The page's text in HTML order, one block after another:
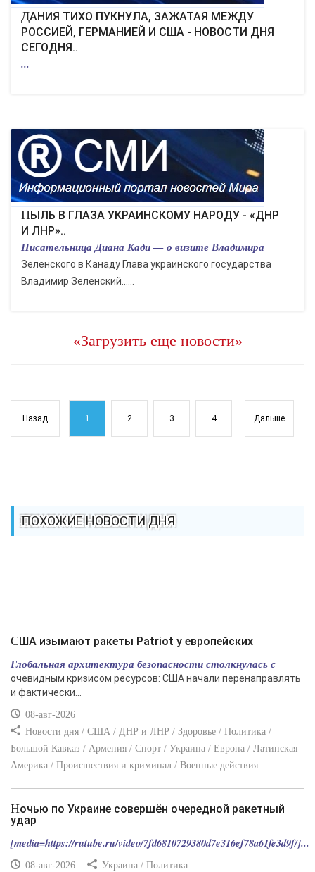
ДАНИЯ ТИХО ПУКНУЛА, ЗАЖАТАЯ МЕЖДУ
РОССИЕЙ, ГЕРМАНИЕЙ И США - НОВОСТИ ДНЯ
СЕГОДНЯ..
...
ПЫЛЬ В ГЛАЗА УКРАИНСКОМУ НАРОДУ - «ДНР
И ЛНР»..
Писательница Диана Кади — о визите Владимира
Зеленского в Канаду Глава украинского государства
Владимир Зеленский…...
«Загрузить еще новости»
Назад 1 2 3 4 Дальше
ПОХОЖИЕ НОВОСТИ ДНЯ
США изымают ракеты Patriot у европейских
Глобальная архитектура безопасности столкнулась с
очевидным кризисом ресурсов: США начали перенаправлять
и фактически...
08-авг-2026
Новости дня / США / ДНР и ЛНР / Здоровье / Политика /
Большой Кавказ / Армения / Спорт / Украина / Европа / Латинская
Америка / Происшествия и криминал / Военные действия
Ночью по Украине совершён очередной ракетный
удар
[media=https://rutube.ru/video/7fd6810729380d7e316ef78a61fe3d9f/]...
08-авг-2026 Украина / Политика